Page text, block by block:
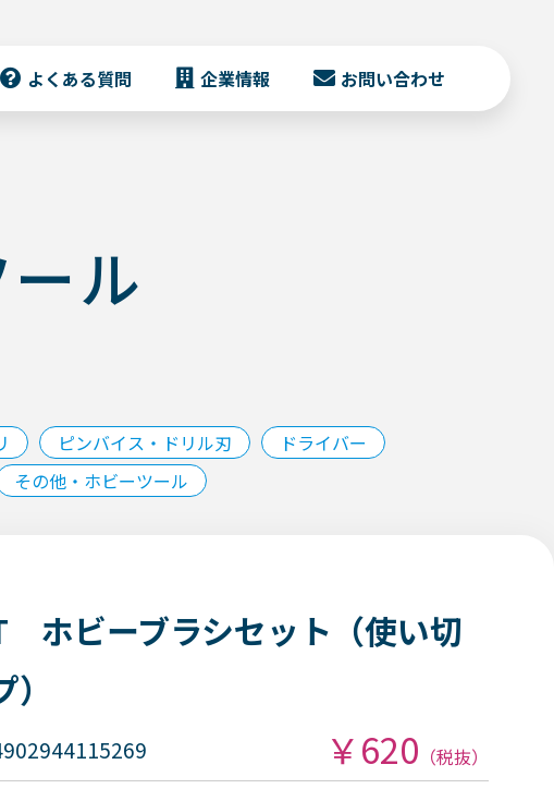
よくある質問 企業情報 お問い合わせ
ル
ピンバイス・ドリル刃
ドライバー
その他・ホビーツール
ホビーブラシセット（使い切
￥620 （税抜）